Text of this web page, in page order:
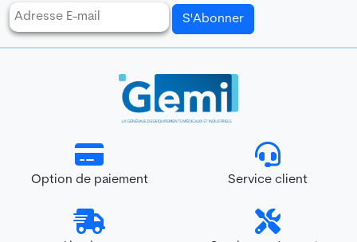
S'Abonner
Option de paiement Service client